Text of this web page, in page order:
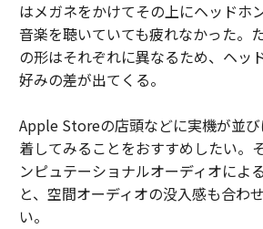
はメガネをかけてその上にヘッドホ
音楽を聴いていても疲れなかった。
の形はそれぞれに異なるため、ヘッ
好みの差が出てくる。
Apple Storeの店頭などに実機が並
着してみることをおすすめしたい。
ンピュテーショナルオーディオによ
と、空間オーディオの没入感も合わ
い。